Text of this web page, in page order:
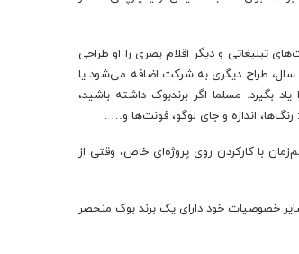
تبلیغاتی و دیگر اقلام بصری را او طراحی
طراح دیگری به شرکت اضافه می‌شود یا
بگیرد. مسلما اگر برندبوک داشته باشید،
اندازه و جای لوگو، فونت‌ها و… .
با کار‌کردن روی پروژه‌ای خاص، وقتی از
خصوصیات خود دارای یک برند بوک منحصر